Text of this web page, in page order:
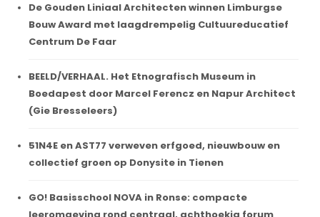
De Gouden Liniaal Architecten winnen Limburgse
Bouw Award met laagdrempelig Cultuureducatief
Centrum De Faar
BEELD/VERHAAL. Het Etnografisch Museum in
Boedapest door Marcel Ferencz en Napur Architect
(Gie Bresseleers)
51N4E en AST77 verweven erfgoed, nieuwbouw en
collectief groen op Donysite in Tienen
GO! Basisschool NOVA in Ronse: compacte